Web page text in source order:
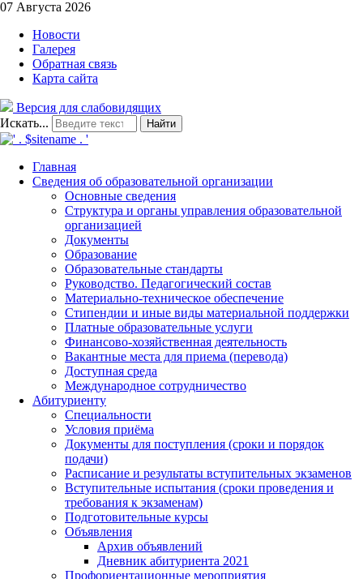
07 Августа 2026
Новости
Галерея
Обратная связь
Карта сайта
Версия для слабовидящих
Искать...
Найти
Главная
Сведения об образовательной организации
Основные сведения
Структура и органы управления образовательной
организацией
Документы
Образование
Образовательные стандарты
Руководство. Педагогический состав
Материально-техническое обеспечение
Стипендии и иные виды материальной поддержки
Платные образовательные услуги
Финансово-хозяйственная деятельность
Вакантные места для приема (перевода)
Доступная среда
Международное сотрудничество
Абитуриенту
Специальности
Условия приёма
Документы для поступления (сроки и порядок
подачи)
Расписание и результаты вступительных экзаменов
Вступительные испытания (сроки проведения и
требования к экзаменам)
Подготовительные курсы
Объявления
Архив объявлений
Дневник абитуриента 2021
Профориентационные мероприятия